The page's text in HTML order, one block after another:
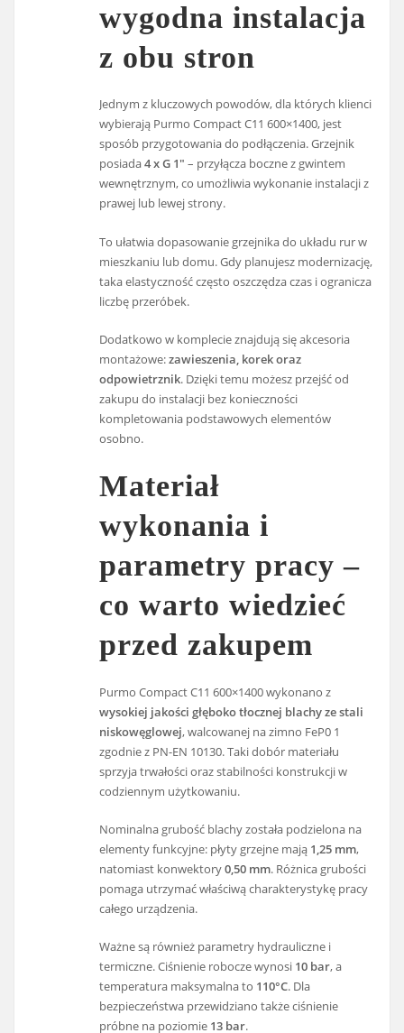
wygodna instalacja
z obu stron
Jednym z kluczowych powodów, dla których klienci
wybierają Purmo Compact C11 600×1400, jest
sposób przygotowania do podłączenia. Grzejnik
posiada4 x G 1″ – przyłącza boczne z gwintem
wewnętrznym, co umożliwia wykonanie instalacji z
prawej lub lewej strony.
To ułatwia dopasowanie grzejnika do układu rur w
mieszkaniu lub domu. Gdy planujesz modernizację,
taka elastyczność często oszczędza czas i ogranicza
liczbę przeróbek.
Dodatkowo w komplecie znajdują się akcesoria
montażowe:zawieszenia, korek oraz
odpowietrznik. Dzięki temu możesz przejść od
zakupu do instalacji bez konieczności
kompletowania podstawowych elementów
osobno.
Materiał
wykonania i
parametry pracy –
co warto wiedzieć
przed zakupem
Purmo Compact C11 600×1400 wykonano z
wysokiej jakości głęboko tłocznej blachy ze stali
niskowęglowej, walcowanej na zimno FeP0 1
zgodnie z PN-EN 10130. Taki dobór materiału
sprzyja trwałości oraz stabilności konstrukcji w
codziennym użytkowaniu.
Nominalna grubość blachy została podzielona na
elementy funkcyjne: płyty grzejne mają 1,25 mm,
natomiast konwektory0,50 mm. Różnica grubości
pomaga utrzymać właściwą charakterystykę pracy
całego urządzenia.
Ważne są również parametry hydrauliczne i
termiczne. Ciśnienie robocze wynosi 10 bar, a
temperatura maksymalna to 110°C. Dla
bezpieczeństwa przewidziano także ciśnienie
próbne na poziomie 13 bar.